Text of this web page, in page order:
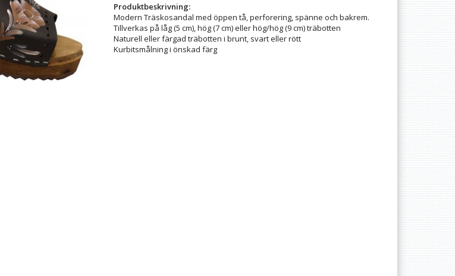
Produktbeskrivning:
Modern Träskosandal med öppen tå, perforering, spänne och bakrem.
Tillverkas på låg (5 cm), hög (7 cm) eller hög/hög (9 cm) träbotten
Naturell eller färgad träbotten i brunt, svart eller rött
Kurbitsmålning i önskad färg